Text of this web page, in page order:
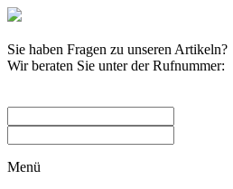
Sie haben Fragen zu unseren Artikeln?
Wir beraten Sie unter der Rufnummer:
Menü